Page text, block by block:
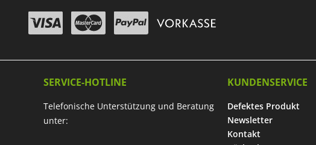
SERVICE-HOTLINE
Telefonische Unterstützung und Beratung
unter:
KUNDENSERVICE
Defektes Produkt
Newsletter
Kontakt